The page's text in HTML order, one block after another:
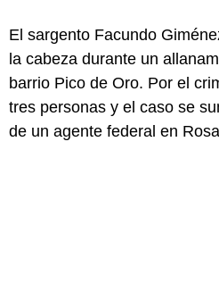
El sargento Facundo
la cabeza durante un
barrio Pico de Oro. Por el
tres personas y el caso se
de un agente federal en